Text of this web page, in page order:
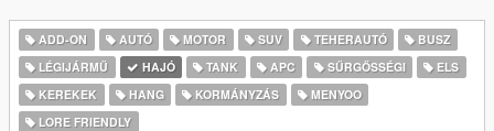
ADD-ON AUTÓ MOTOR SUV TEHERAUTÓ
BUSZ
LÉGIJÁRMŰ
HAJÓ TANK APC SŰRGŐSSÉGI
ELS
KEREKEK
HANG KORMÁNYZÁS
MENYOO
LORE FRIENDLY